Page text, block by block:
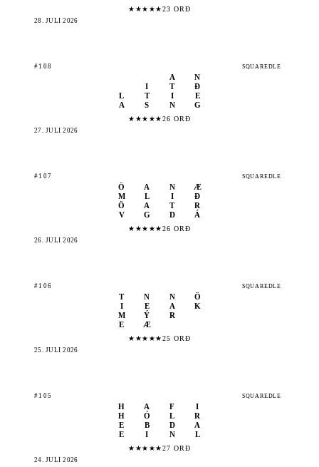
★ ★★ ★★23 ORÐ
28. JÚLÍ 2026
#108 SQUAREDLE
A
N
I
T
Ð
L
T I
E
A
S N G
★ ★★ ★★26 ORÐ
27. JÚLÍ 2026
#107 SQUAREDLE
Ö A N
Æ
M
L I
Ð
Ö
A T
R
V
G D Á
★ ★★ ★★26 ORÐ
26. JÚLÍ 2026
#106 SQUAREDLE
T N N
Ö
I
E A
K
M
Ý
R
E
Æ
★ ★★ ★★25 ORÐ
25. JÚLÍ 2026
#105 SQUAREDLE
H A F
I
H
Ó L
R
E
B D
A
E
I N L
★ ★★ ★★27 ORÐ
24. JÚLÍ 2026